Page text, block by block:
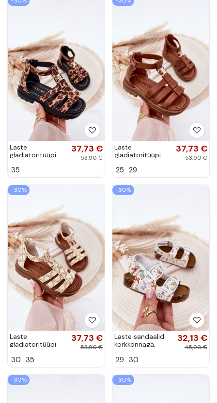
Laste
gladiatoritüüpi
kuldsete
leopardimustriga
37,73 €
53,90 €
35
Laste
gladiatoritüüpi
kuldsete
37,73 €
53,90 €
25 29
−30%
Laste
gladiatoritüüpi
kuldsete
helesinise
37,73 €
53,90 €
30 35
−30%
Laste sandaalid
korkkonnaga,
dinosaurustega
värvides
32,13 €
45,90 €
29 30
−30% −30%